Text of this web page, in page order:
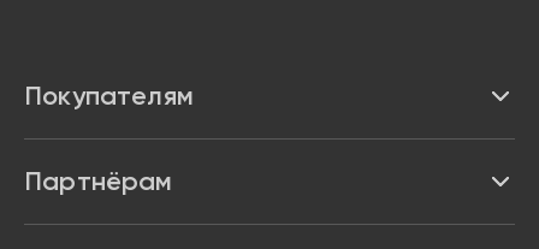
Покупателям
Партнёрам